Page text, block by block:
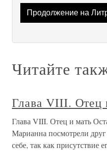
Продолжение на
Читайте
Глава VIII. Отец
Глава VIII. Отец и мать
Марианна посмотрели
себе, так как присутствие